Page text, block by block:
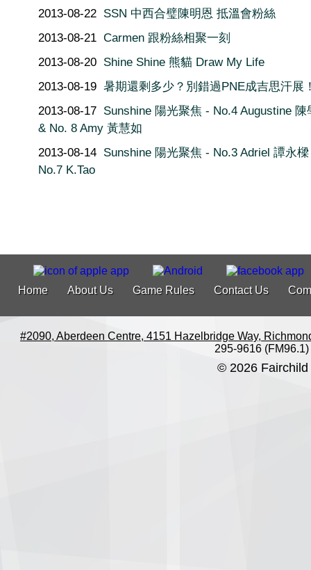
2013-08-22 SSN 中西合璧陳明恩 抵溫會粉絲
2013-08-21 Carmen 跟粉絲相聚一刻
2013-08-20 Shine Shine 熊貓 Draw My Life
2013-08-19 暑期還剩多少？別錯過PNE成吉思汗展
2013-08-17 Sunshine 陽光聚焦 - No.4 Augustine 陳
& No. 8 Amy 黃慧如
2013-08-14 Sunshine 陽光聚焦 - No.3 Adriel 譚永
No.7 K.Tao
Home About Us Game Rules Contact Us
#2090, Aberdeen Centre, 4151 Hazelbridge Way,
295-9616 (FM96.1)
© 2026 Fairchild